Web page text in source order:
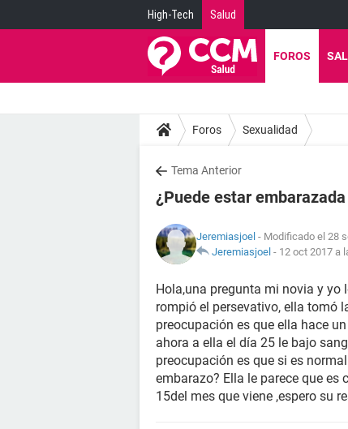
High-Tech Salud
FOROS
Foros Sexualidad
Tema Anterior
¿Puede estar
Jeremiasjoel - Modificado el 28
Jeremiasjoel - 12 oct 2017 a
Hola,una pregunta mi novia y
rompió el persevativo, ella tomó
preocupación es que ella hace
ahora a ella el día 25 le bajo
preocupación es que si es
embarazo? Ella le parece que
15del mes que viene ,espero su